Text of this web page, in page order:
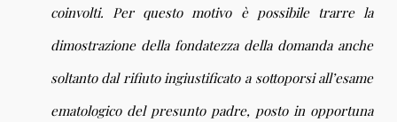
coinvolti. Per questo motivo è possibile trarre la
dimostrazione della fondatezza della domanda anche
soltanto dal rifiuto ingiustificato a sottoporsi all’esame
ematologico del presunto padre, posto in opportuna